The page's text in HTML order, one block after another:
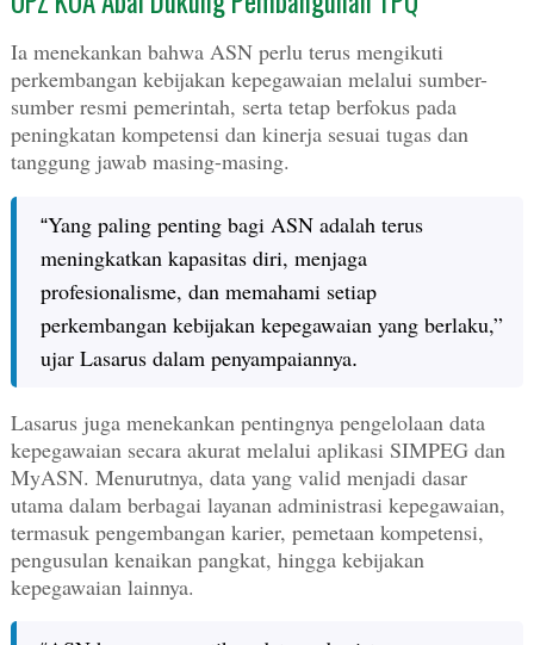
Ia menekankan bahwa ASN perlu terus mengikuti
perkembangan kebijakan kepegawaian melalui sumber-
sumber resmi pemerintah, serta tetap berfokus pada
peningkatan kompetensi dan kinerja sesuai tugas dan
tanggung jawab masing-masing.
“Yang paling penting bagi ASN adalah terus
meningkatkan kapasitas diri, menjaga
profesionalisme, dan memahami setiap
perkembangan kebijakan kepegawaian yang berlaku,”
ujar Lasarus dalam penyampaiannya.
Lasarus juga menekankan pentingnya pengelolaan data
kepegawaian secara akurat melalui aplikasi SIMPEGdan
MyASN. Menurutnya, data yang valid menjadi dasar
utama dalam berbagai layanan administrasi kepegawaian,
termasuk pengembangan karier, pemetaan kompetensi,
pengusulan kenaikan pangkat, hingga kebijakan
kepegawaian lainnya.